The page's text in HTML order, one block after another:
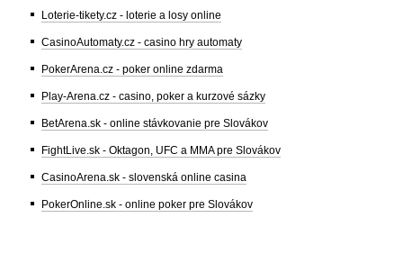
Loterie-tikety.cz - loterie a losy online
CasinoAutomaty.cz - casino hry automaty
PokerArena.cz - poker online zdarma
Play-Arena.cz - casino, poker a kurzové sázky
BetArena.sk - online stávkovanie pre Slovákov
FightLive.sk - Oktagon, UFC a MMA pre Slovákov
CasinoArena.sk - slovenská online casina
PokerOnline.sk - online poker pre Slovákov